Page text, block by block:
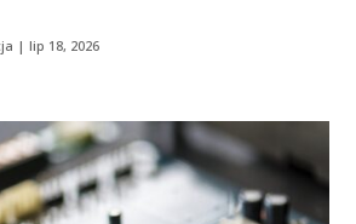
|lip 18, 2026